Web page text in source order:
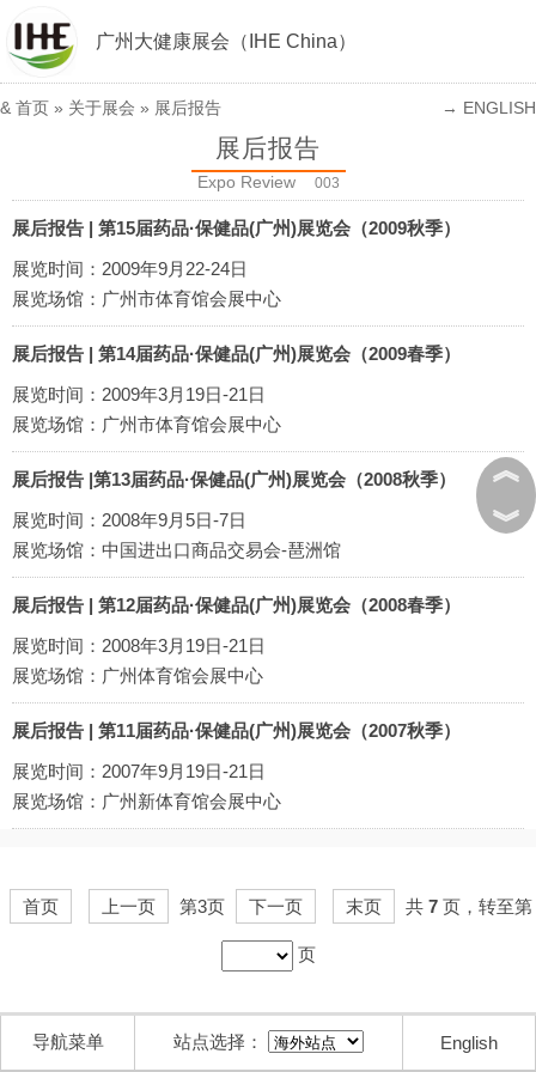
广州大健康展会（IHE China）
& 首页 » 关于展会 » 展后报告 → ENGLISH
展后报告
Expo Review 003
展后报告 | 第15届药品·保健品(广州)展览会（2009秋季）
展览时间：2009年9月22-24日
展览场馆：广州市体育馆会展中心
展后报告 | 第14届药品·保健品(广州)展览会（2009春季）
展览时间：2009年3月19日-21日
展览场馆：广州市体育馆会展中心
展后报告 |第13届药品·保健品(广州)展览会（2008秋季）
展览时间：2008年9月5日-7日
展览场馆：中国进出口商品交易会-琶洲馆
展后报告 | 第12届药品·保健品(广州)展览会（2008春季）
展览时间：2008年3月19日-21日
展览场馆：广州体育馆会展中心
展后报告 | 第11届药品·保健品(广州)展览会（2007秋季）
展览时间：2007年9月19日-21日
展览场馆：广州新体育馆会展中心
首页 上一页 第3页 下一页 末页 共 7 页，转至第
页
︽
︾
导航菜单 站点选择： English